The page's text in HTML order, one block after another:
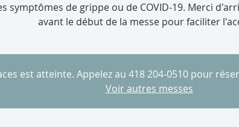
symptômes de grippe ou de COVID-19. Merci
avant le début de la messe pour faciliter
est atteinte. Appelez au 418 204-0510 pour
Voir autres messes